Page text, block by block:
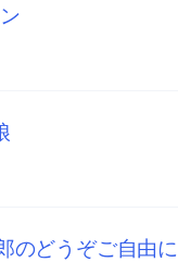
のどうぞご自由に